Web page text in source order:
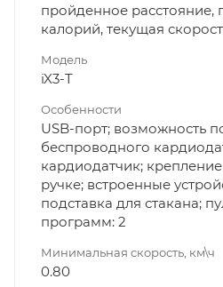
пройденное расстояние,
калорий, текущая
Модель
iX3-T
Особенности
USB-порт; возможность
беспроводного
кардиодатчик;
ручке; встроенные
подставка для стакана;
программ: 2
Минимальная скорость, км\ч
0.80